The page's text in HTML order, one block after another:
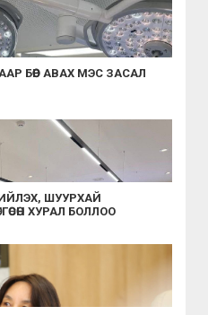
БӨӨР АВАХ МЭС ЗАСАЛ
ШУУРХАЙ
ХУРАЛ БОЛЛОО